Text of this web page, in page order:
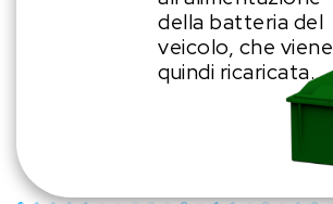
della batteria del
veicolo, che viene
quindi ricaricata.